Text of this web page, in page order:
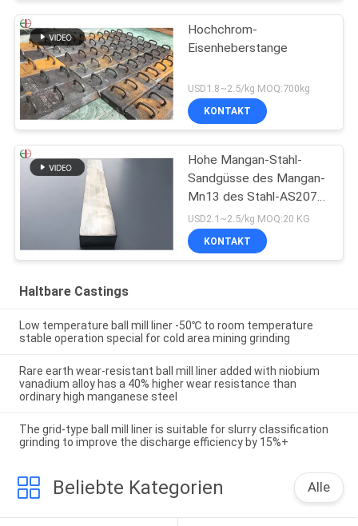
Hochchrom-
Eisenheberstange
USD1.8~2.5/kg MOQ:700kg
KONTAKT
Hohe Mangan-Stahl-
Sandgüsse des Mangan-
Mn13 des Stahl-AS2074
H1A hohe
USD2.1~2.5/kg MOQ:20 KG
KONTAKT
Haltbare Castings
Low temperature ball mill liner -50℃ to room temperature
stable operation special for cold area mining grinding
Rare earth wear-resistant ball mill liner added with niobium
vanadium alloy has a 40% higher wear resistance than
ordinary high manganese steel
The grid-type ball mill liner is suitable for slurry classification
grinding to improve the discharge efficiency by 15%+
Beliebte Kategorien Alle